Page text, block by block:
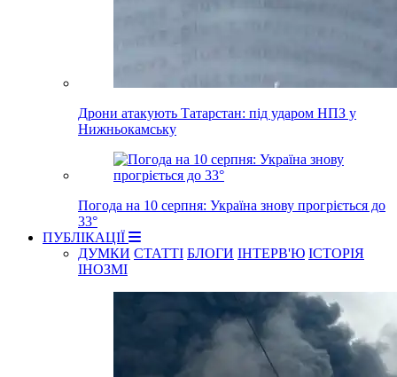
Дрони атакують Татарстан: під ударом НПЗ у
Нижньокамську
Погода на 10 серпня: Україна знову прогріється до
33°
ПУБЛІКАЦІЇ
ДУМКИ СТАТТІ БЛОГИ ІНТЕРВ'Ю ІСТОРІЯ
ІНОЗМІ